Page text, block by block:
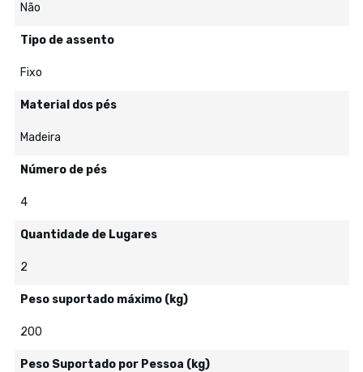
Não
Tipo de assento
Fixo
Material dos pés
Madeira
Número de pés
4
Quantidade de Lugares
2
Peso suportado máximo (kg)
200
Peso Suportado por Pessoa (kg)